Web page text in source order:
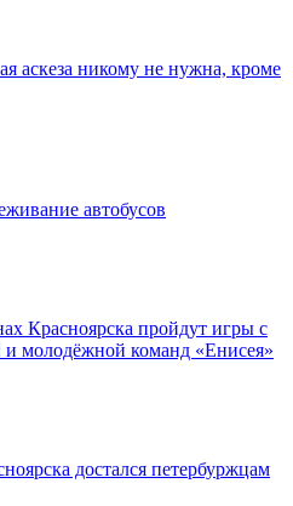
аскеза никому не нужна, кроме
автобусов
Красноярска пройдут игры с
молодёжной команд «Енисея»
достался петербуржцам